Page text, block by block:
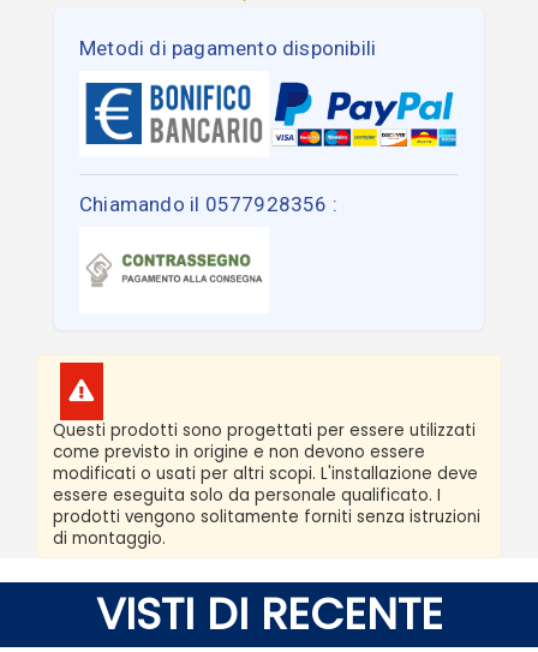
Metodi di pagamento disponibili
Chiamando il 0577928356 :
Questi prodotti sono progettati per essere utilizzati
come previsto in origine e non devono essere
modificati o usati per altri scopi. L'installazione deve
essere eseguita solo da personale qualificato. I
prodotti vengono solitamente forniti senza istruzioni
di montaggio.
VISTI DI RECENTE